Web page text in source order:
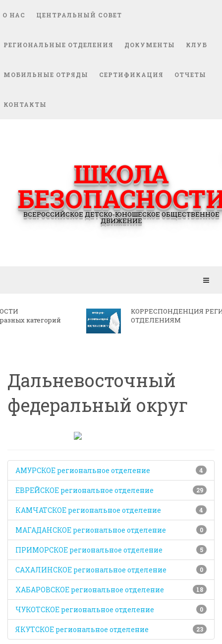
О НАС ЦЕНТРАЛЬНЫЙ СОВЕТ
РЕГИОНАЛЬНЫЕ ОТДЕЛЕНИЯ ДОКУМЕНТЫ КЛУБ
МОБИЛЬНЫЕ ОТРЯДЫ СЕРТИФИКАЦИЯ ОТЧЕТЫ
КОНТАКТЫ
ШКОЛА
ВСЕРОССИЙСКОЕ ДЕТСКО-ЮНОШЕСКОЕ ОБЩЕСТВЕННОЕ
ДВИЖЕНИЕ
КОРРЕСПОНДЕНЦИЯ РЕГИОНАЛЬНЫМ
ОТДЕЛЕНИЯМ
Дальневосточный
федеральный округ
АМУРСКОЕ региональное отделение 4
ЕВРЕЙСКОЕ региональное отделение 29
КАМЧАТСКОЕ региональное отделение 4
МАГАДАНСКОЕ региональное отделение 0
ПРИМОРСКОЕ региональное отделение 5
САХАЛИНСКОЕ региональное отделение 0
ХАБАРОВСКОЕ региональное отделение 18
ЧУКОТСКОЕ региональное отделение 0
ЯКУТСКОЕ региональное отделение 23